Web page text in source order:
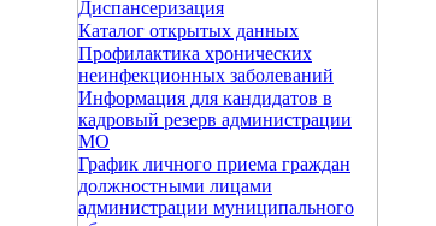
Диспансеризация
Каталог открытых данных
Профилактика хронических
неинфекционных заболеваний
Информация для кандидатов в
кадровый резерв администрации
МО
График личного приема граждан
должностными лицами
администрации муниципального